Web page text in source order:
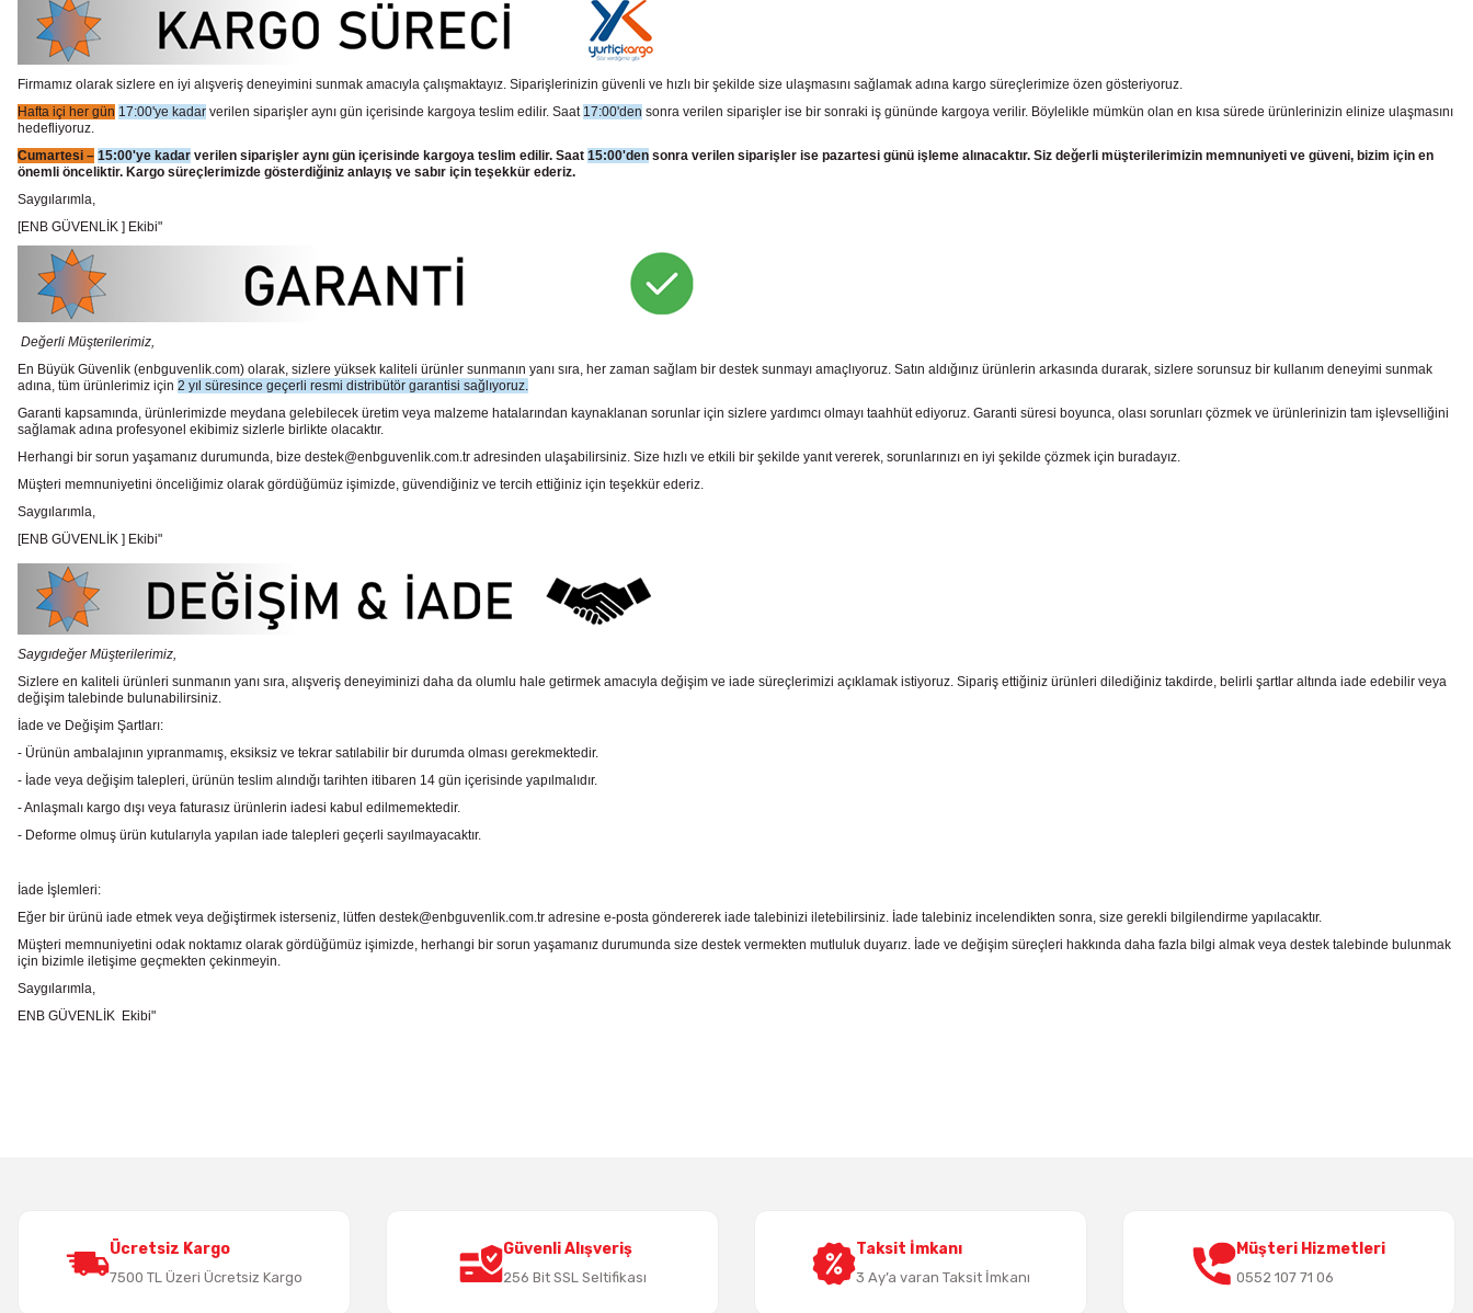
Firmamız olarak sizlere en iyi alışveriş deneyimini sunmak amacıyla çalışmaktayız. Siparişlerinizin güvenli ve hızlı bir şekilde size ulaşmasını sağlamak adına kargo süreçlerimize özen gösteriyoruz.
Hafta içi her gün 17:00'ye kadar verilen siparişler aynı gün içerisinde kargoya teslim edilir. Saat 17:00'den sonra verilen siparişler ise bir sonraki iş gününde kargoya verilir. Böylelikle mümkün olan en kısa sürede ürünlerinizin elinize ulaşmasını
hedefliyoruz.
Cumartesi – 15:00'ye kadar verilen siparişler aynı gün içerisinde kargoya teslim edilir. Saat 15:00'den sonra verilen siparişler ise pazartesi günü işleme alınacaktır. Siz değerli müşterilerimizin memnuniyeti ve güveni, bizim için en
önemli önceliktir. Kargo süreçlerimizde gösterdiğiniz anlayış ve sabır için teşekkür ederiz.
Saygılarımla,
[ENB GÜVENLİK ] Ekibi"
Değerli Müşterilerimiz,
En Büyük Güvenlik (enbguvenlik.com) olarak, sizlere yüksek kaliteli ürünler sunmanın yanı sıra, her zaman sağlam bir destek sunmayı amaçlıyoruz. Satın aldığınız ürünlerin arkasında durarak, sizlere sorunsuz bir kullanım deneyimi sunmak
adına, tüm ürünlerimiz için 2 yıl süresince geçerli resmi distribütör garantisi sağlıyoruz.
Garanti kapsamında, ürünlerimizde meydana gelebilecek üretim veya malzeme hatalarından kaynaklanan sorunlar için sizlere yardımcı olmayı taahhüt ediyoruz. Garanti süresi boyunca, olası sorunları çözmek ve ürünlerinizin tam işlevselliğini
sağlamak adına profesyonel ekibimiz sizlerle birlikte olacaktır.
Herhangi bir sorun yaşamanız durumunda, bize destek@enbguvenlik.com.tr adresinden ulaşabilirsiniz. Size hızlı ve etkili bir şekilde yanıt vererek, sorunlarınızı en iyi şekilde çözmek için buradayız.
Müşteri memnuniyetini önceliğimiz olarak gördüğümüz işimizde, güvendiğiniz ve tercih ettiğiniz için teşekkür ederiz.
Saygılarımla,
[ENB GÜVENLİK ] Ekibi"
Saygıdeğer Müşterilerimiz,
Sizlere en kaliteli ürünleri sunmanın yanı sıra, alışveriş deneyiminizi daha da olumlu hale getirmek amacıyla değişim ve iade süreçlerimizi açıklamak istiyoruz. Sipariş ettiğiniz ürünleri dilediğiniz takdirde, belirli şartlar altında iade edebilir veya
değişim talebinde bulunabilirsiniz.
İade ve Değişim Şartları:
- Ürünün ambalajının yıpranmamış, eksiksiz ve tekrar satılabilir bir durumda olması gerekmektedir.
- İade veya değişim talepleri, ürünün teslim alındığı tarihten itibaren 14 gün içerisinde yapılmalıdır.
- Anlaşmalı kargo dışı veya faturasız ürünlerin iadesi kabul edilmemektedir.
- Deforme olmuş ürün kutularıyla yapılan iade talepleri geçerli sayılmayacaktır.
İade İşlemleri:
Eğer bir ürünü iade etmek veya değiştirmek isterseniz, lütfen destek@enbguvenlik.com.tr adresine e-posta göndererek iade talebinizi iletebilirsiniz. İade talebiniz incelendikten sonra, size gerekli bilgilendirme yapılacaktır.
Müşteri memnuniyetini odak noktamız olarak gördüğümüz işimizde, herhangi bir sorun yaşamanız durumunda size destek vermekten mutluluk duyarız. İade ve değişim süreçleri hakkında daha fazla bilgi almak veya destek talebinde bulunmak
için bizimle iletişime geçmekten çekinmeyin.
Saygılarımla,
ENB GÜVENLİK Ekibi"
Bu ürüne benzer farklı alternatifler olmalı.
Ücretsiz Kargo
7500 TL Üzeri Ücretsiz Kargo
Güvenli Alışveriş
256 Bit SSL Seltifikası
Taksit İmkanı
3 Ay’a varan Taksit İmkanı
Müşteri Hizmetleri
0552 107 71 06